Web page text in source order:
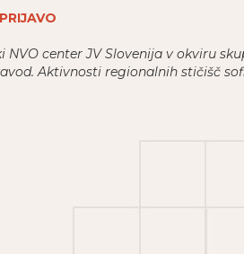
center JV Slovenija v okviru
Aktivnosti regionalnih stičišč